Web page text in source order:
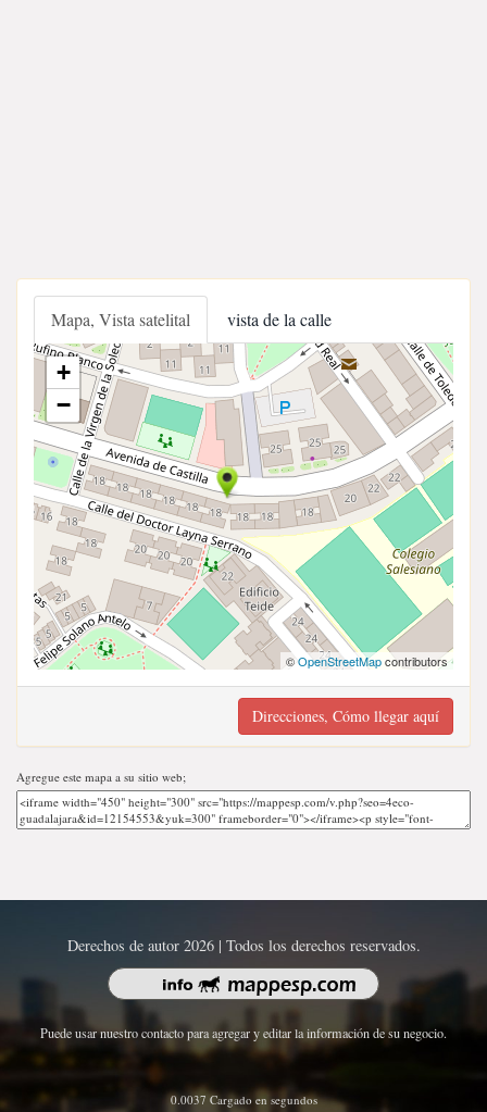
Mapa, Vista satelital vista de la calle
+
−
©OpenStreetMapcontributors
Direcciones, Cómo llegar aquí
Agregue este mapa a su sitio web;
Derechos de autor 2026 | Todos los derechos reservados.
Puede usar nuestro contacto para agregar y editar la información de su negocio.
0.0037 Cargado en segundos